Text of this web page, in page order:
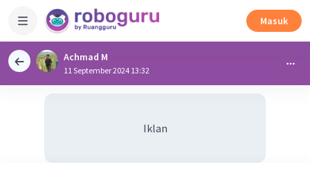
Masuk
Achmad M
11 September 2024 13:32
Iklan